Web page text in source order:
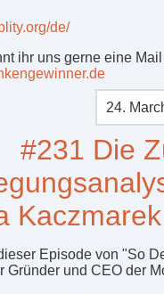
de/
ihr uns gerne eine
24.
#231 Die
Episode von "So
Gründer und CEO der